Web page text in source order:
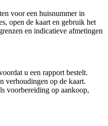
voor een huisnummer in
open de kaart en gebruik het
en indicatieve afmetingen
u een rapport bestelt.
verhoudingen op de kaart.
voorbereiding op aankoop,